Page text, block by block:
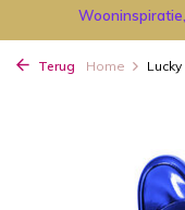
Terug Home